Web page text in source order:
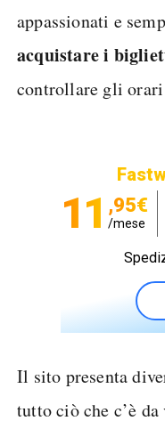
appassionati e
acquistare i
controllare gli
11 ,95€
/mese
Il sito presenta
tutto ciò che c’è